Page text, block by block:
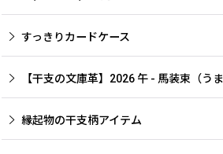
すっきりカードケース
【干支の文庫革】2026 午 - 馬装束（う
縁起物の干支柄アイテム